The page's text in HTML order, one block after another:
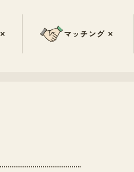
マッチング